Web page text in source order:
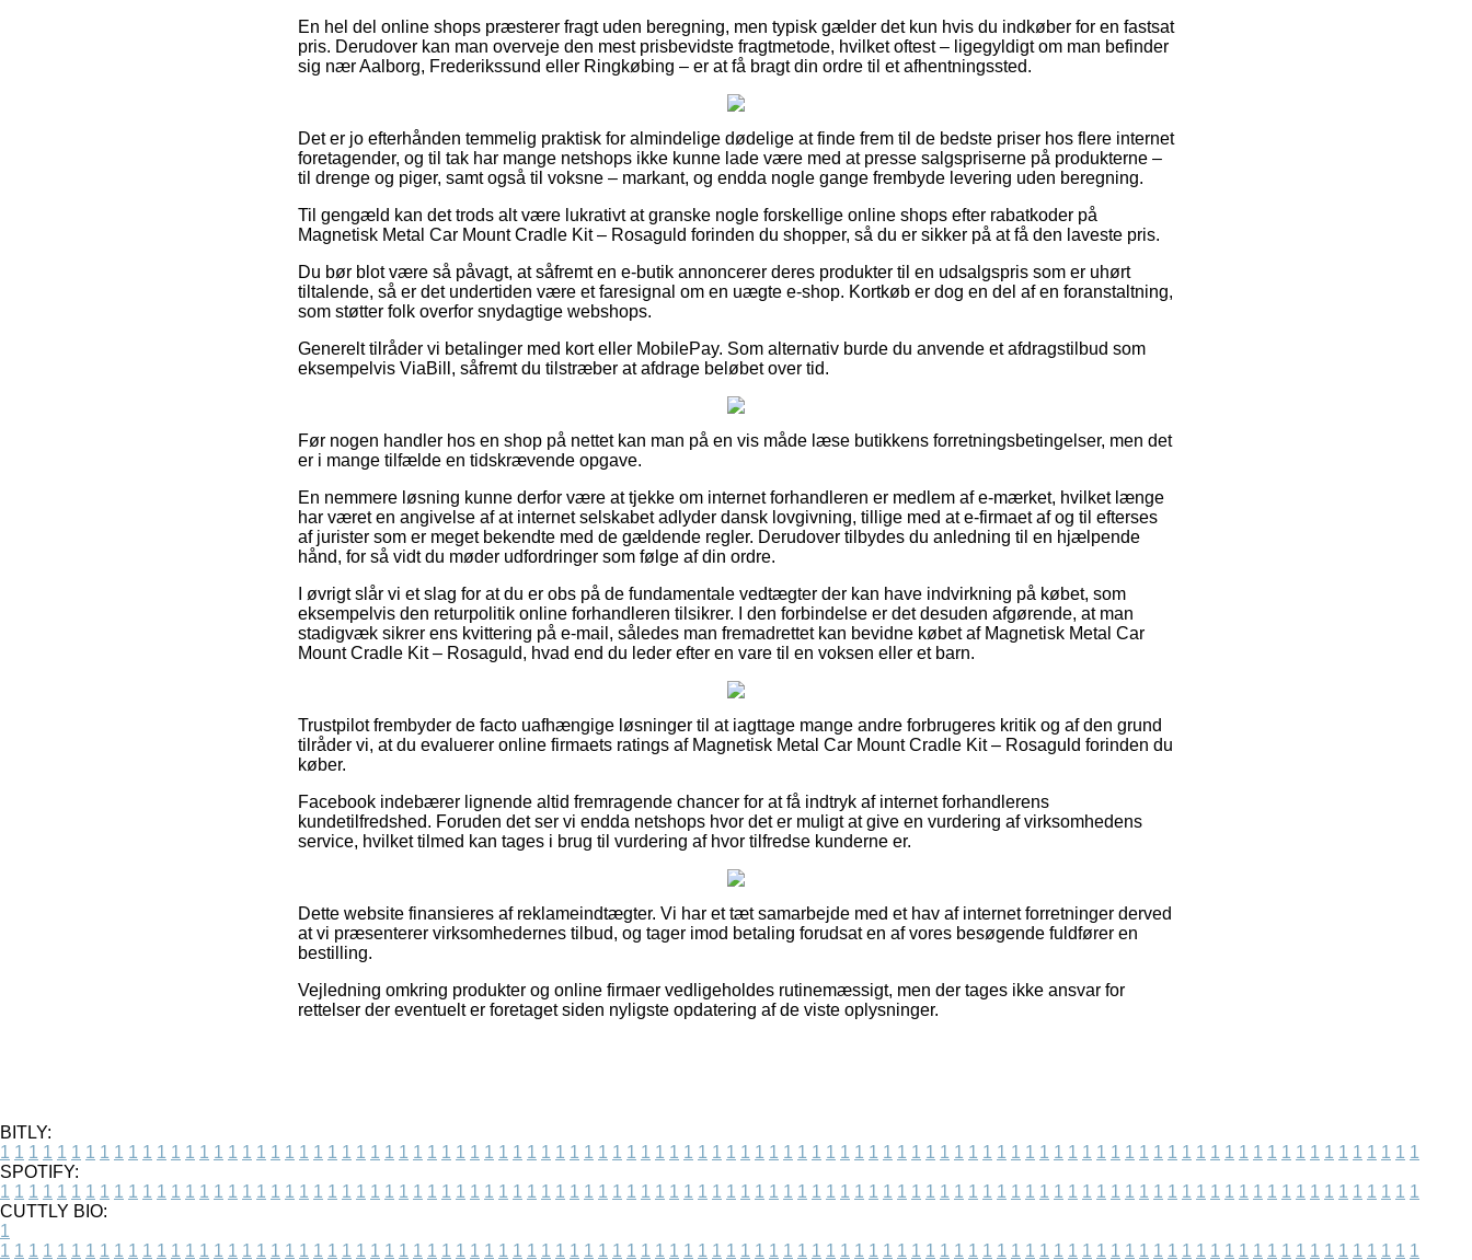
En hel del online shops præsterer fragt uden beregning, men typisk gælder det kun hvis du indkøber for en fastsat
pris. Derudover kan man overveje den mest prisbevidste fragtmetode, hvilket oftest – ligegyldigt om man befinder
sig nær Aalborg, Frederikssund eller Ringkøbing – er at få bragt din ordre til et afhentningssted.
Det er jo efterhånden temmelig praktisk for almindelige dødelige at finde frem til de bedste priser hos flere internet
foretagender, og til tak har mange netshops ikke kunne lade være med at presse salgspriserne på produkterne –
til drenge og piger, samt også til voksne – markant, og endda nogle gange frembyde levering uden beregning.
Til gengæld kan det trods alt være lukrativt at granske nogle forskellige online shops efter rabatkoder på
Magnetisk Metal Car Mount Cradle Kit – Rosaguld forinden du shopper, så du er sikker på at få den laveste pris.
Du bør blot være så påvagt, at såfremt en e-butik annoncerer deres produkter til en udsalgspris som er uhørt
tiltalende, så er det undertiden være et faresignal om en uægte e-shop. Kortkøb er dog en del af en foranstaltning,
som støtter folk overfor snydagtige webshops.
Generelt tilråder vi betalinger med kort eller MobilePay. Som alternativ burde du anvende et afdragstilbud som
eksempelvis ViaBill, såfremt du tilstræber at afdrage beløbet over tid.
Før nogen handler hos en shop på nettet kan man på en vis måde læse butikkens forretningsbetingelser, men det
er i mange tilfælde en tidskrævende opgave.
En nemmere løsning kunne derfor være at tjekke om internet forhandleren er medlem af e-mærket, hvilket længe
har været en angivelse af at internet selskabet adlyder dansk lovgivning, tillige med at e-firmaet af og til efterses
af jurister som er meget bekendte med de gældende regler. Derudover tilbydes du anledning til en hjælpende
hånd, for så vidt du møder udfordringer som følge af din ordre.
I øvrigt slår vi et slag for at du er obs på de fundamentale vedtægter der kan have indvirkning på købet, som
eksempelvis den returpolitik online forhandleren tilsikrer. I den forbindelse er det desuden afgørende, at man
stadigvæk sikrer ens kvittering på e-mail, således man fremadrettet kan bevidne købet af Magnetisk Metal Car
Mount Cradle Kit – Rosaguld, hvad end du leder efter en vare til en voksen eller et barn.
Trustpilot frembyder de facto uafhængige løsninger til at iagttage mange andre forbrugeres kritik og af den grund
tilråder vi, at du evaluerer online firmaets ratings af Magnetisk Metal Car Mount Cradle Kit – Rosaguld forinden du
køber.
Facebook indebærer lignende altid fremragende chancer for at få indtryk af internet forhandlerens
kundetilfredshed. Foruden det ser vi endda netshops hvor det er muligt at give en vurdering af virksomhedens
service, hvilket tilmed kan tages i brug til vurdering af hvor tilfredse kunderne er.
Dette website finansieres af reklameindtægter. Vi har et tæt samarbejde med et hav af internet forretninger derved
at vi præsenterer virksomhedernes tilbud, og tager imod betaling forudsat en af vores besøgende fuldfører en
bestilling.
Vejledning omkring produkter og online firmaer vedligeholdes rutinemæssigt, men der tages ikke ansvar for
rettelser der eventuelt er foretaget siden nyligste opdatering af de viste oplysninger.
BITLY:
1 1 1 1 1 1 1 1 1 1 1 1 1 1 1 1 1 1 1 1 1 1 1 1 1 1 1 1 1 1 1 1 1 1 1 1 1 1 1 1 1 1 1 1 1 1 1 1 1 1 1 1 1 1 1 1 1 1 1 1 1 1 1 1 1 1 1 1 1 1 1 1 1 1 1 1 1 1 1 1 1 1 1 1 1 1 1 1 1 1 1 1 1 1 1 1 1 1 1 1
SPOTIFY:
1 1 1 1 1 1 1 1 1 1 1 1 1 1 1 1 1 1 1 1 1 1 1 1 1 1 1 1 1 1 1 1 1 1 1 1 1 1 1 1 1 1 1 1 1 1 1 1 1 1 1 1 1 1 1 1 1 1 1 1 1 1 1 1 1 1 1 1 1 1 1 1 1 1 1 1 1 1 1 1 1 1 1 1 1 1 1 1 1 1 1 1 1 1 1 1 1 1 1 1
CUTTLY BIO:
1
1 1 1 1 1 1 1 1 1 1 1 1 1 1 1 1 1 1 1 1 1 1 1 1 1 1 1 1 1 1 1 1 1 1 1 1 1 1 1 1 1 1 1 1 1 1 1 1 1 1 1 1 1 1 1 1 1 1 1 1 1 1 1 1 1 1 1 1 1 1 1 1 1 1 1 1 1 1 1 1 1 1 1 1 1 1 1 1 1 1 1 1 1 1 1 1 1 1 1 1